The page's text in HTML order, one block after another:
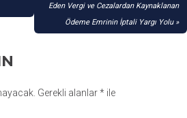
Eden Vergi ve Cezalardan Kaynaklanan
Ödeme Emrinin İptali Yargı Yolu
Gerekli alanlar* ile